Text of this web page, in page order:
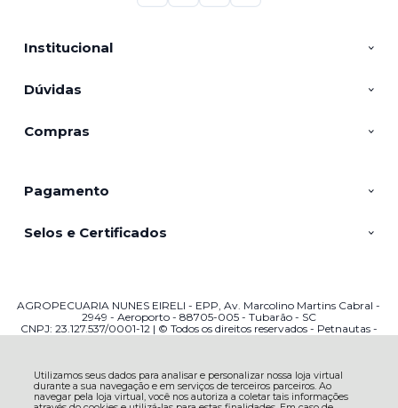
Utilizamos seus dados para analisar e personalizar nossa loja virtual
durante a sua navegação e em serviços de terceiros parceiros. Ao
navegar pela loja virtual, você nos autoriza a coletar tais informações
Institucional
Dúvidas
Compras
Pagamento
Selos e Certificados
AGROPECUARIA NUNES EIRELI - EPP, Av. Marcolino Martins Cabral -
2949 - Aeroporto - 88705-005 - Tubarão - SC
CNPJ: 23.127.537/0001-12 | © Todos os direitos reservados - Petnautas -